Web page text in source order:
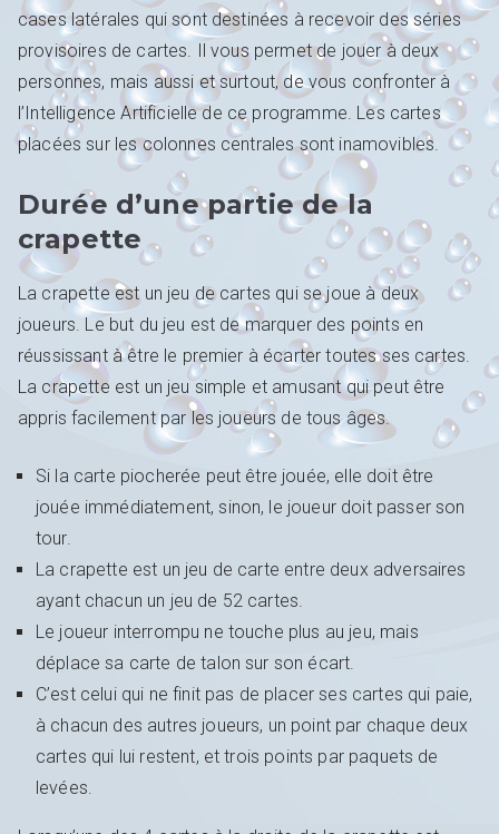
cases latérales qui sont destinées à recevoir des séries
provisoires de cartes. Il vous permet de jouer à deux
personnes, mais aussi et surtout, de vous confronter à
l’Intelligence Artificielle de ce programme. Les cartes
placées sur les colonnes centrales sont inamovibles.
Durée d’une partie de la
crapette
La crapette est un jeu de cartes qui se joue à deux
joueurs. Le but du jeu est de marquer des points en
réussissant à être le premier à écarter toutes ses cartes.
La crapette est un jeu simple et amusant qui peut être
appris facilement par les joueurs de tous âges.
Si la carte piocherée peut être jouée, elle doit être
jouée immédiatement, sinon, le joueur doit passer son
tour.
La crapette est un jeu de carte entre deux adversaires
ayant chacun un jeu de 52 cartes.
Le joueur interrompu ne touche plus au jeu, mais
déplace sa carte de talon sur son écart.
C’est celui qui ne finit pas de placer ses cartes qui paie,
à chacun des autres joueurs, un point par chaque deux
cartes qui lui restent, et trois points par paquets de
levées.